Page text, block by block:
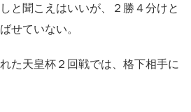
と聞こえはいいが、２勝４分けと
せていない。
た天皇杯２回戦では、格下相手に